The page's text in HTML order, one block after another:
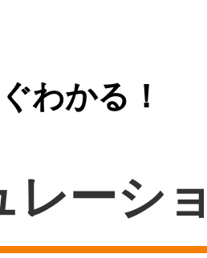
わかる！
ーシ